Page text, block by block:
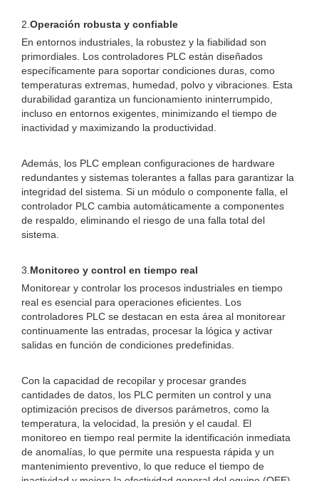
2. Operación robusta y confiable
En entornos industriales, la robustez y la fiabilidad son
primordiales. Los controladores PLC están diseñados
específicamente para soportar condiciones duras, como
temperaturas extremas, humedad, polvo y vibraciones. Esta
durabilidad garantiza un funcionamiento ininterrumpido,
incluso en entornos exigentes, minimizando el tiempo de
inactividad y maximizando la productividad.
Además, los PLC emplean configuraciones de hardware
redundantes y sistemas tolerantes a fallas para garantizar la
integridad del sistema. Si un módulo o componente falla, el
controlador PLC cambia automáticamente a componentes
de respaldo, eliminando el riesgo de una falla total del
sistema.
3. Monitoreo y control en tiempo real
Monitorear y controlar los procesos industriales en tiempo
real es esencial para operaciones eficientes. Los
controladores PLC se destacan en esta área al monitorear
continuamente las entradas, procesar la lógica y activar
salidas en función de condiciones predefinidas.
Con la capacidad de recopilar y procesar grandes
cantidades de datos, los PLC permiten un control y una
optimización precisos de diversos parámetros, como la
temperatura, la velocidad, la presión y el caudal. El
monitoreo en tiempo real permite la identificación inmediata
de anomalías, lo que permite una respuesta rápida y un
mantenimiento preventivo, lo que reduce el tiempo de